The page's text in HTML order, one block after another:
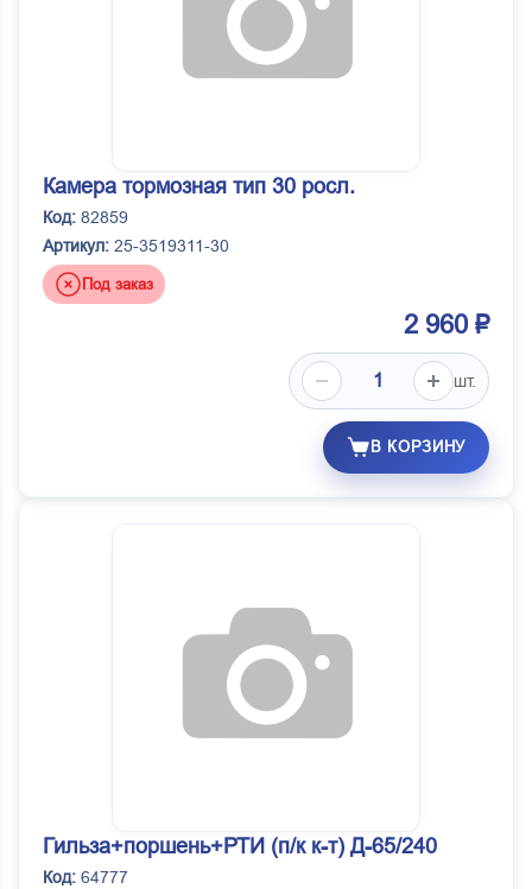
Камера тормозная тип 30 росл.
Код: 82859
Артикул: 25-3519311-30
Под заказ
2 960 ₽
шт.
В КОРЗИНУ
Гильза+поршень+РТИ (п/к к-т) Д-65/240
Код: 64777